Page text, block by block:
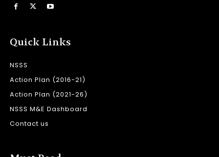
Quick Links
NSSS
Action Plan (2016-21)
Action Plan (2021-26)
NSSS M&E Dashboard
Contact us